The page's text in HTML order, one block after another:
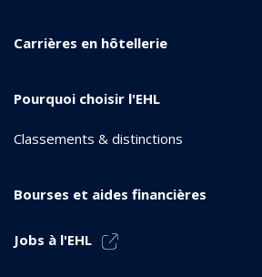
Carrières en hôtellerie
Pourquoi choisir l'EHL
Classements & distinctions
Bourses et aides financières
Jobs à l'EHL